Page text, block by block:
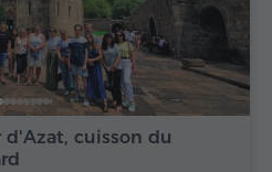
d'Azat, cuisson du